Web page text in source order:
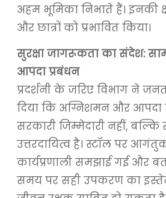
अहम भूमिका निभाते हैं। इनकी
और छात्रों को प्रभावित किया।
सुरक्षा जागरूकता का संदेश:
आपदा प्रबंधन
प्रदर्शनी के जरिए विभाग ने
दिया कि अग्निशमन और
सरकारी जिम्मेदारी नहीं,
उत्तरदायित्व है। स्टॉल पर
कार्यप्रणाली समझाई गई और
समय पर सही उपकरण का